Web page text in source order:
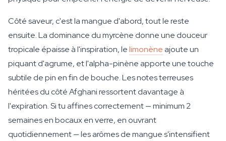
Côté saveur, c'est la mangue d'abord, tout le reste
ensuite. La dominance du myrcène donne une douceur
tropicale épaisse à l'inspiration, lelimonèneajoute un
piquant d'agrume, et l'alpha-pinène apporte une touche
subtile de pin en fin de bouche. Les notes terreuses
héritées du côté Afghani ressortent davantage à
l'expiration. Si tu affines correctement — minimum 2
semaines en bocaux en verre, en ouvrant
quotidiennement — les arômes de mangue s'intensifient